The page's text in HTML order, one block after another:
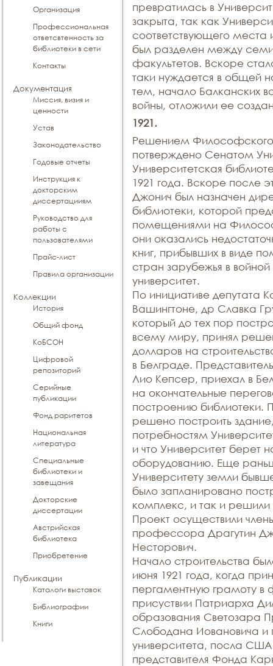
Организация
Профессиональная
ответсвтенность за
библиотеки в сети
Контакты
Документация
Миссия, визия и
ценности
Устав
Законодательство
Годовые отчеты
Инструкция к
докторским
диссертацииям
Руководство для
работы с
пользователями
Прайс-лист
Правила организации
Коллекции
История
Общий фонд
КоБСОН
Цифровой
репозиторий
Серийные
публикации
Фонд раритетов
Национальная
литература
Специальные
библиотеки и
завещания
Докторские
диссертации
Австрийская
библиотека
Приобретение
Публикации
Каталоги выставок
Библиографии
Книги
превратилась в
закрыта, так как
соответствующего
был разделен между
факультетов. Вскоре
таки нуждается в общей
тем, начало Балканских
войны, отложили ее
1921.
Решением Философского
потверждено Сенатом
Университетская
1921 года. Вскоре после
Джонич был назначен
библиотеки, которой
помещениями на
они оказались
книг, прибывших в виде
стран зарубежья в
университет.
По инициативе депутата
Вашингтоне, др Славка
который до тех пор
всему миру, принял
долларов на
в Белграде.
Лио Кепсер, приехал в
на окончательные
построению библиотеки.
решено построить
потребностям
и что Университет берет
оборудованию. Еще
Университету земли
было запланировано
комплекс, и так и решили
Проект осуществили
профессора Драгутин
Несторович.
Начало строительства
июня 1921 года, когда
пергаментную грамоту в
присуствии Патриарха
образования Светозара
Слободана Иовановича и
университета, посла
представителя Фонда